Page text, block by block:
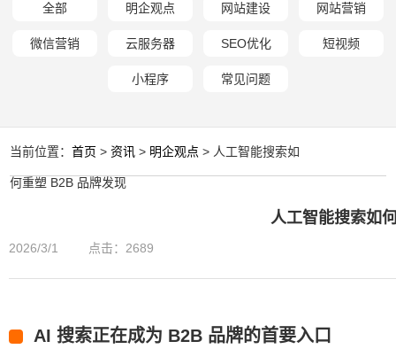
全部 明企观点 网站建设 网站营销
微信营销 云服务器 SEO优化 短视频
小程序 常见问题
当前位置：首页 >资讯 > 明企观点 > 人工智能搜索如
何重塑 B2B 品牌发现
人工智能搜索如
2026/3/1 点击：2689
AI 搜索正在成为 B2B 品牌的首要入口